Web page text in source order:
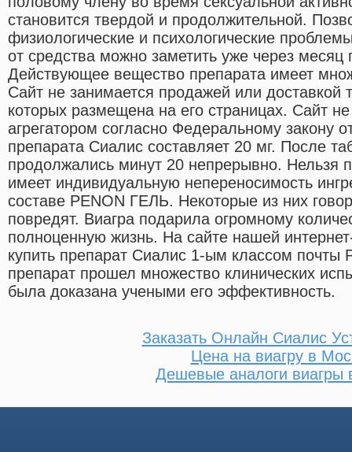
становится твердой и продолжительной.
физиологические и психологические
от средства можно заметить уже через
Действующее вещество препарата имеет
Сайт не занимается продажей или
которых размещена на его страницах. Сайт
агрегатором согласно Федеральному закону
препарата Сиалис составляет 20 мг. После
продолжались минут 20 непрерывно. Нельзя
имеет индивидуальную непереносимость
составе PENON ГЕЛЬ. Некоторые из них
повредят. Виагра подарила огромному
полноценную жизнь. На сайте нашей
купить препарат Сиалис 1-ым классом
препарат прошел множество клинических
была доказана учеными его эффективность.
Заказать Онлайн Сиалис
Цена на виагру в
Дешевые аналоги виагры